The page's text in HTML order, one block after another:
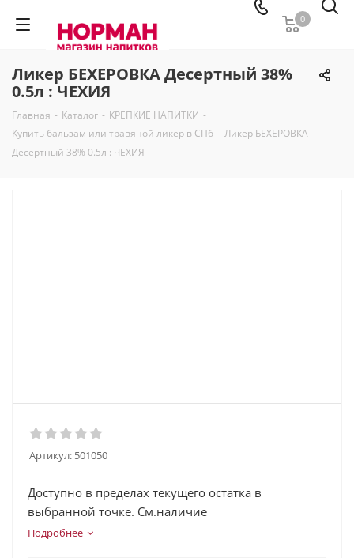
0
Ликер БЕХЕРОВКА Десертный 38%
0.5л : ЧЕХИЯ
Главная - Каталог - КРЕПКИЕ НАПИТКИ -
Купить бальзам или травяной ликер в СПб - Ликер БЕХЕРОВКА
Десертный 38% 0.5л : ЧЕХИЯ
Артикул: 501050
Доступно в пределах текущего остатка в
выбранной точке. См.наличие
Подробнее